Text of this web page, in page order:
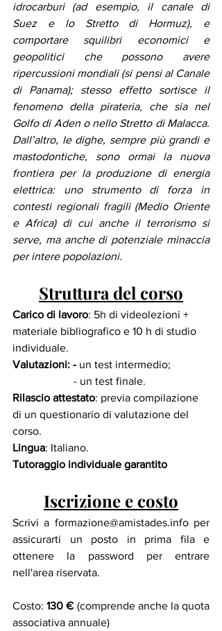
idrocarburi (ad esempio, il canale di
Suez e lo Stretto di Hormuz), e
comportare squilibri economici e
geopolitici che possono avere
ripercussioni mondiali (si pensi al Canale
di Panama); stesso effetto sortisce il
fenomeno della pirateria, che sia nel
Golfo di Aden o nello Stretto di Malacca.
Dall’altro, le dighe, sempre più grandi e
mastodontiche, sono ormai la nuova
frontiera per la produzione di energia
elettrica: uno strumento di forza in
contesti regionali fragili (Medio Oriente
e Africa) di cui anche il terrorismo si
serve, ma anche di potenziale minaccia
per intere popolazioni.
Struttura del corso
Carico di lavoro: 5h di videolezioni +
materiale bibliografico e 10 h di studio
individuale.
Valutazioni: - un test intermedio;
                      - un test finale.
Rilascio attestato: previa compilazione
di un questionario di valutazione del
corso.
Lingua: Italiano.
Tutoraggio individuale garantito
Iscrizione e costo
Scrivi a formazione@amistades.info per
assicurarti un posto in prima fila e
ottenere la password per entrare
nell'area riservata.
Costo: 130 € (comprende anche la quota
associativa annuale)